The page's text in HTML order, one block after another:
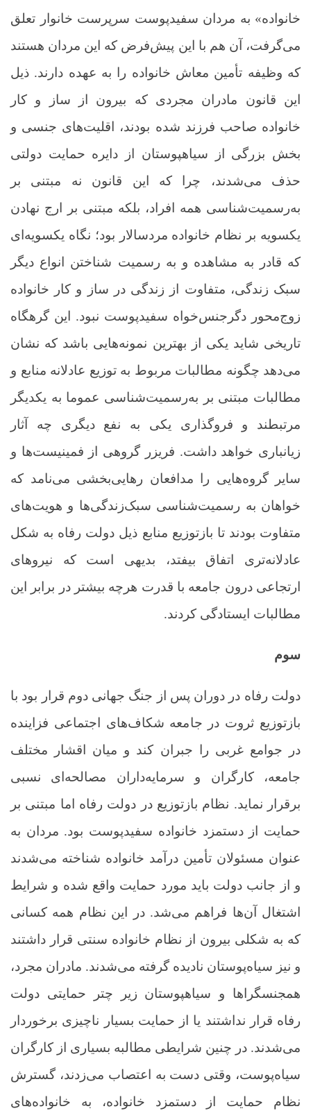
خانواده» به مردان سفیدپوست سرپرست خانوار تعلق
می‌گرفت، آن هم با این پیش‌فرض که این مردان هستند
که وظیفه تأمین معاش خانواده را به عهده دارند. ذیل
این قانون مادران مجردی که بیرون از ساز و کار
خانواده صاحب فرزند شده بودند، اقلیت‌های جنسی و
بخش بزرگی از سیاهپوستان از دایره حمایت دولتی
حذف می‌شدند، چرا که این قانون نه مبتنی بر
به‌رسمیت‌شناسی همه افراد، بلکه مبتنی بر ارج نهادن
یکسویه بر نظام خانواده مردسالار بود؛ نگاه یکسویه‌ای
که قادر به مشاهده و به رسمیت شناختن انواع دیگر
سبک‌ زندگی، متفاوت از زندگی در ساز و کار خانواده
زوج‌محور دگرجنس‌خواه سفیدپوست نبود. این گرهگاه
تاریخی شاید یکی از بهترین نمونه‌هایی باشد که نشان
می‌دهد چگونه مطالبات مربوط به توزیع عادلانه منابع و
مطالبات مبتنی بر به‌رسمیت‌شناسی عموما به یکدیگر
مرتبطند و فروگذاری یکی به نفع دیگری چه آثار
زیانباری خواهد داشت. فریزر گروهی از فمینیست‌ها و
سایر گروه‌هایی را مدافعان رهایی‌بخشی می‌نامد که
خواهان به رسمیت‌شناسی سبک‌زندگی‌ها و هویت‌های
متفاوت بودند تا بازتوزیع منابع ذیل دولت رفاه به شکل
عادلانه‌تری اتفاق بیفتد، بدیهی است که نیروهای
ارتجاعی درون جامعه با قدرت هرچه بیشتر در برابر این
مطالبات ایستادگی کردند.
سوم
دولت رفاه در دوران پس از جنگ جهانی دوم قرار بود با
بازتوزیع ثروت در جامعه شکاف‌های اجتماعی فزاینده
در جوامع غربی را جبران کند و میان اقشار مختلف
جامعه، کارگران و سرمایه‌داران مصالحه‌ای نسبی
برقرار نماید. نظام بازتوزیع در دولت رفاه اما مبتنی بر
حمایت از دستمزد خانواده سفیدپوست بود. مردان به
عنوان مسئولان تأمین درآمد خانواده شناخته می‌شدند
و از جانب دولت باید مورد حمایت واقع شده و شرایط
اشتغال آن‌ها فراهم می‌شد. در این نظام همه کسانی
که به شکلی بیرون از نظام خانواده سنتی قرار داشتند
و نیز سیاه‌پوستان نادیده گرفته می‌شدند. مادران مجرد،
همجنسگراها و سیاهپوستان زیر چتر حمایتی دولت
رفاه قرار نداشتند یا از حمایت بسیار ناچیزی برخوردار
می‌شدند. در چنین شرایطی مطالبه بسیاری از کارگران
سیاه‌پوست، وقتی دست به اعتصاب می‌زدند، گسترش
نظام حمایت از دستمزد خانواده، به خانواده‌های